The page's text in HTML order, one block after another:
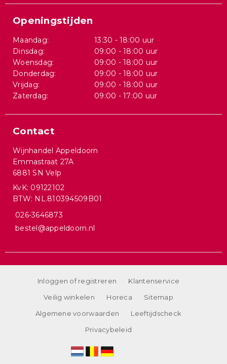
Openingstijden
Maandag:
13:30 - 18:00 uur
Dinsdag:
09:00 - 18:00 uur
Woensdag:
09:00 - 18:00 uur
Donderdag:
09:00 - 18:00 uur
Vrijdag:
09:00 - 18:00 uur
Zaterdag:
09:00 - 17:00 uur
Contact
Wijnhandel Appeldoorn
Emmastraat 27A
6881 SN Velp
KvK: 09122102
BTW: NL.810394509B01
026-3646873
bestel@appeldoorn.nl
Inloggen of registreren
Klantenservice
Veilig winkelen
Horeca
Sitemap
Algemene voorwaarden
Leeftijdscheck
Privacybeleid